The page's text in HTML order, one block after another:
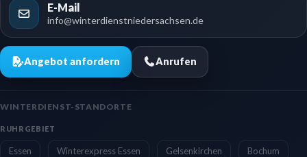
E-Mail
info@winterdienstniedersachsen.de
Angebot anfordern Anrufen
WINTERDIENST-STANDORTE
RUHRGEBIET
Essen Winterexpress Essen Gelsenkirchen Bochum